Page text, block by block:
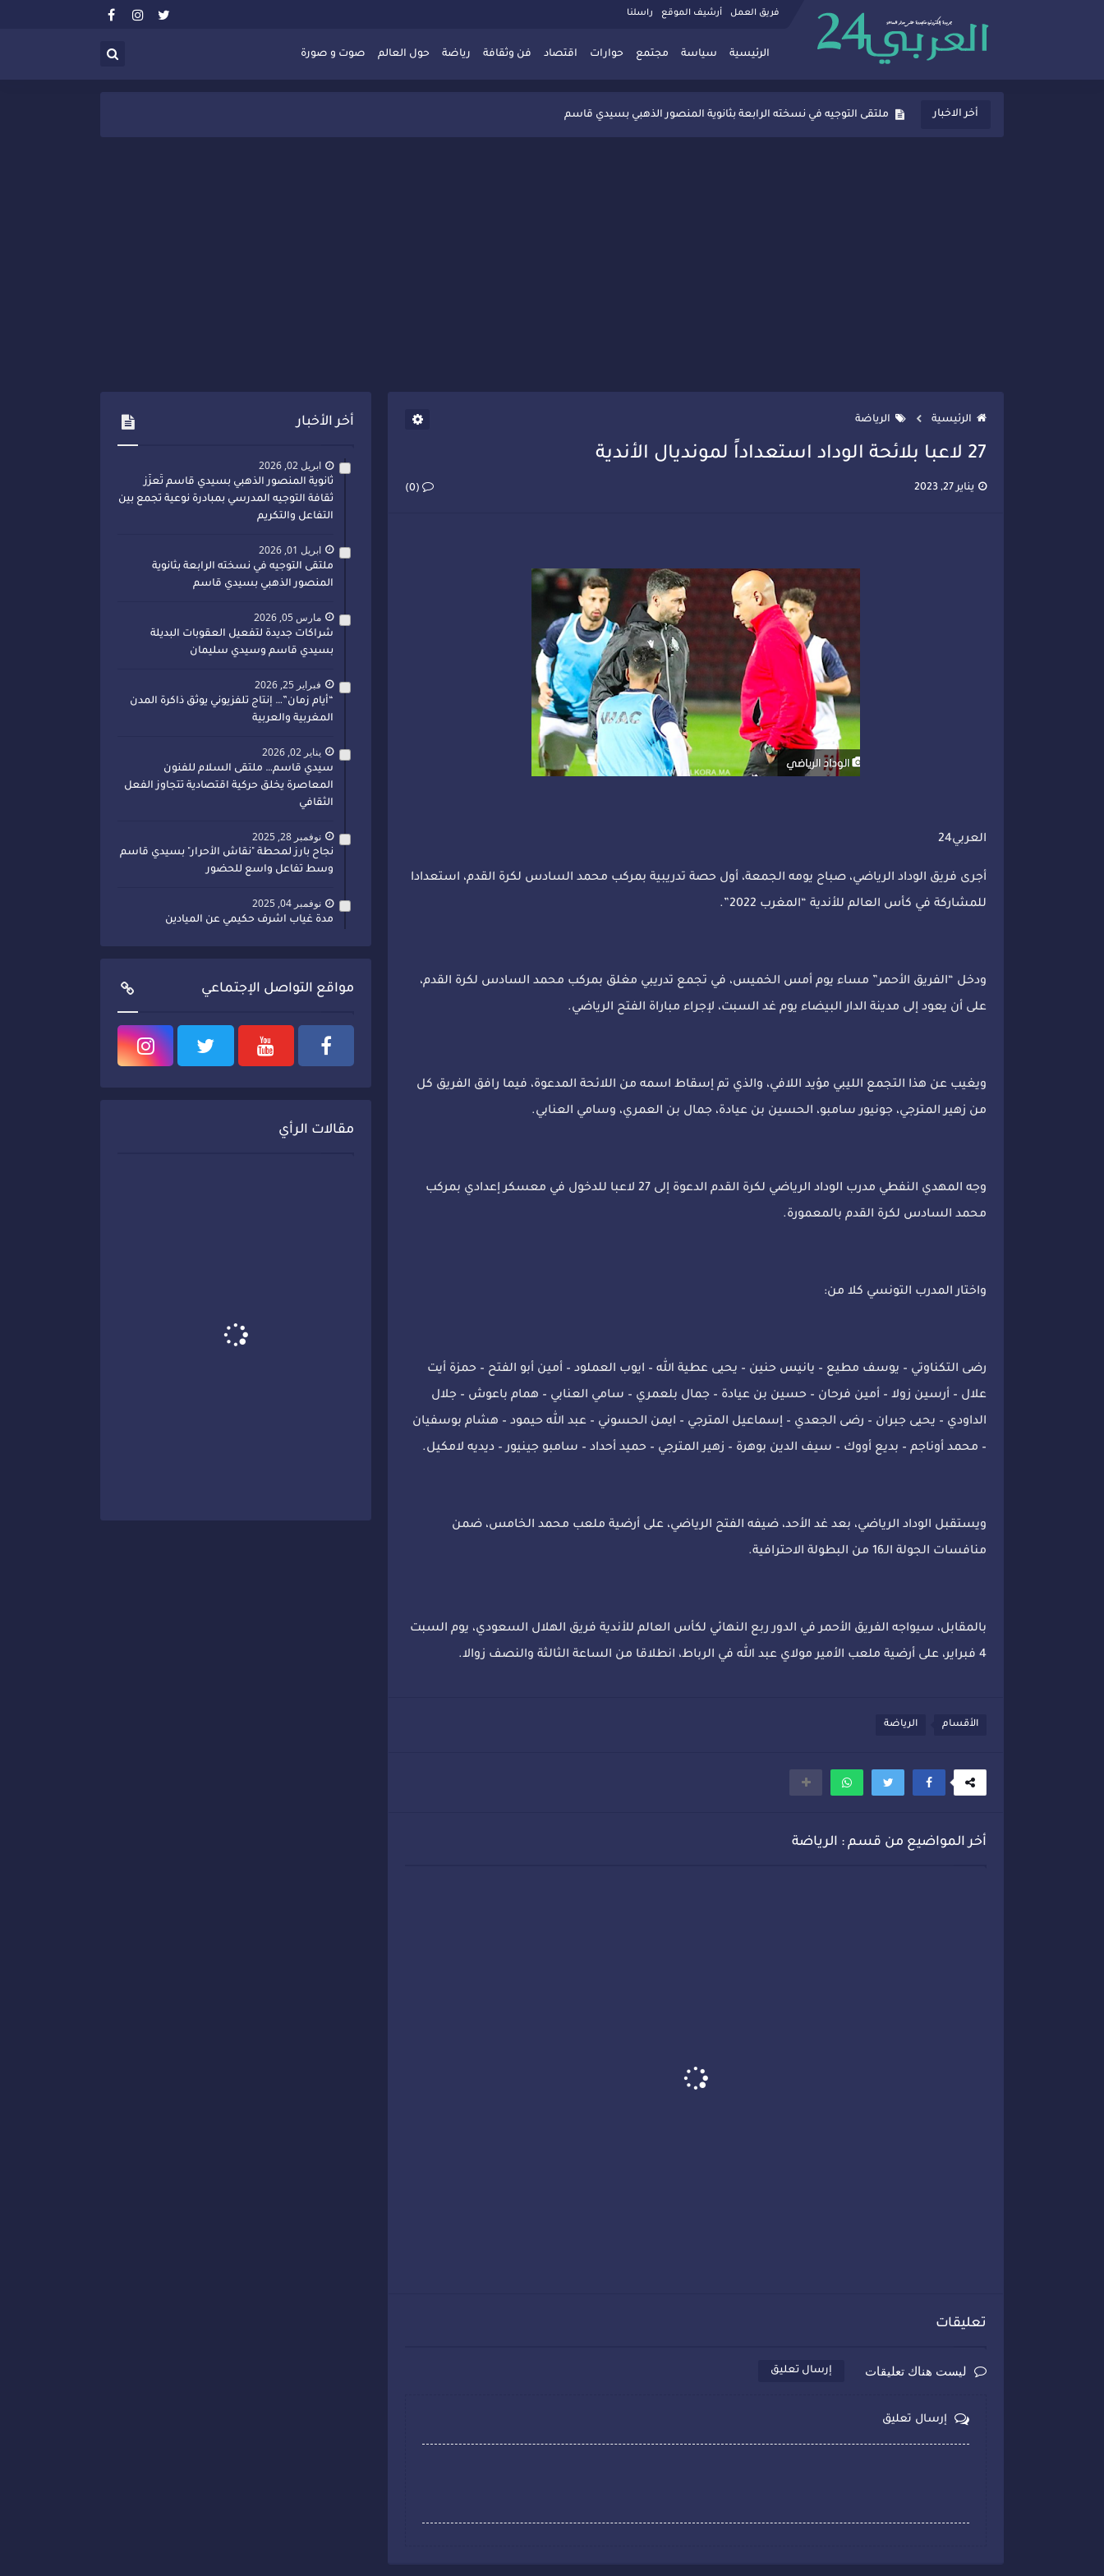
فريق العمل أرشيف الموقع راسلنا
الرئيسية سياسة مجتمع حوارات اقتصاد فن وثقافة رياضة حول العالم صوت و صورة
أخر الاخبار
ثانوية المنصور الذهبي بسيدي قاسم تُعزّز ثقافة التوجيه المدرسي بمبادرة نوعية تجمع بين التفاعل والتكريم
ملتقى التوجيه في نسخته الرابعة بثانوية المنصور الذهبي بسيدي قاسم
الرئيسية الرياضة
27 لاعبا بلائحة الوداد استعداداً لمونديال الأندية
يناير 27, 2023 (0)
العربي24
أجرى فريق الوداد الرياضي، صباح يومه الجمعة، أول حصة تدريبية بمركب محمد السادس لكرة القدم، استعدادا
للمشاركة في كأس العالم للأندية “المغرب 2022”.
ودخل “الفريق الأحمر” مساء يوم أمس الخميس، في تجمع تدريبي مغلق بمركب محمد السادس لكرة القدم،
على أن يعود إلى مدينة الدار البيضاء يوم غد السبت، لإجراء مباراة الفتح الرياضي.
ويغيب عن هذا التجمع الليبي مؤيد اللافي، والذي تم إسقاط اسمه من اللائحة المدعوة، فيما رافق الفريق كل
من زهير المترجي، جونيور سامبو، الحسين بن عيادة، جمال بن العمري، وسامي العنابي.
وجه المهدي النفطي مدرب الوداد الرياضي لكرة القدم الدعوة إلى 27 لاعبا للدخول في معسكر إعدادي بمركب
محمد السادس لكرة القدم بالمعمورة.
واختار المدرب التونسي كلا من:
رضى التكناوتي – يوسف مطيع – يانيس حنين – يحيى عطية الله – ايوب العملود – أمين أبو الفتح – حمزة أيت
علال – أرسين زولا – أمين فرحان – حسين بن عيادة – جمال بلعمري – سامي العنابي – همام باعوش – جلال
الداودي – يحيى جبران – رضى الجعدي – إسماعيل المترجي – ايمن الحسوني – عبد الله حيمود – هشام بوسفيان
– محمد أوناجم – بديع أووك – سيف الدين بوهرة – زهير المترجي – حميد أحداد – سامبو جينيور – ديديه لامكيل.
ويستقبل الوداد الرياضي، بعد غد الأحد، ضيفه الفتح الرياضي، على أرضية ملعب محمد الخامس، ضمن
منافسات الجولة الـ16 من البطولة الاحترافية.
بالمقابل، سيواجه الفريق الأحمر في الدور ربع النهائي لكأس العالم للأندية فريق الهلال السعودي، يوم السبت
4 فبراير، على أرضية ملعب الأمير مولاي عبد الله في الرباط، انطلاقا من الساعة الثالثة والنصف زوالا.
الأقسام الرياضة
أخر المواضيع من قسم : الرياضة
تعليقات
ليست هناك تعليقات إرسال تعليق
إرسال تعليق
أخر الأخبار
ابريل 02, 2026
ثانوية المنصور الذهبي بسيدي قاسم تُعزّز
ثقافة التوجيه المدرسي بمبادرة نوعية تجمع بين
التفاعل والتكريم
ابريل 01, 2026
ملتقى التوجيه في نسخته الرابعة بثانوية
المنصور الذهبي بسيدي قاسم
مارس 05, 2026
شراكات جديدة لتفعيل العقوبات البديلة
بسيدي قاسم وسيدي سليمان
فبراير 25, 2026
“أيام زمان”… إنتاج تلفزيوني يوثق ذاكرة المدن
المغربية والعربية
يناير 02, 2026
سيدي قاسم… ملتقى السلام للفنون
المعاصرة يخلق حركية اقتصادية تتجاوز الفعل
الثقافي
نوفمبر 28, 2025
نجاح بارز لمحطة "نقاش الأحرار" بسيدي قاسم
وسط تفاعل واسع للحضور
نوفمبر 04, 2025
مدة غياب اشرف حكيمي عن الميادين
مواقع التواصل الإجتماعي
مقالات الرأي